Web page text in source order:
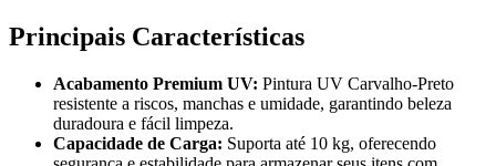
Principais Características
Acabamento Premium UV: Pintura UV Carvalho-Preto
resistente a riscos, manchas e umidade, garantindo beleza
duradoura e fácil limpeza.
Capacidade de Carga: Suporta até 10 kg, oferecendo